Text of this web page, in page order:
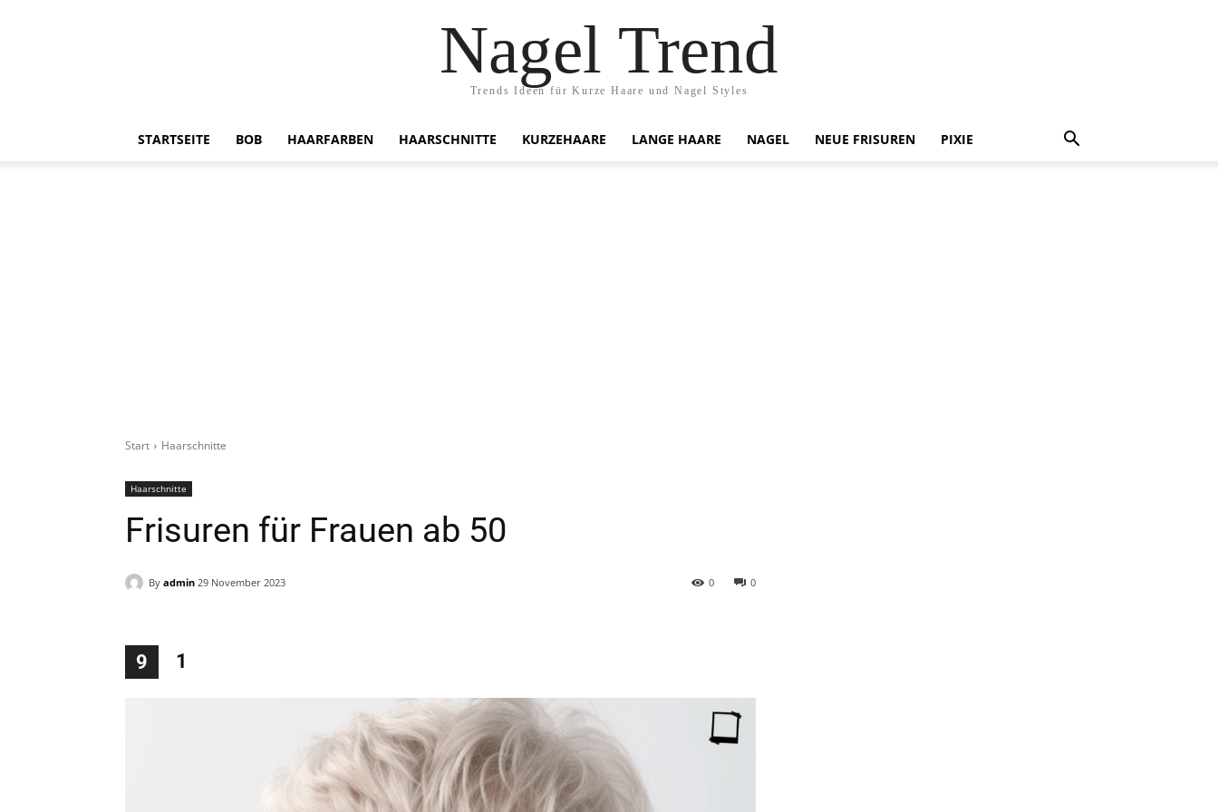
Nagel Trend
Trends Ideen für Kurze Haare und Nagel Styles
STARTSEITE BOB HAARFARBEN HAARSCHNITTE KURZEHAARE LANGE HAARE NAGEL NEUE FRISUREN PIXIE
Start Haarschnitte
Haarschnitte
Frisuren für Frauen ab 50
By admin 29 November 2023 0
0
9 1